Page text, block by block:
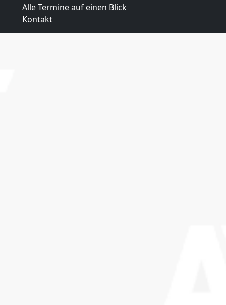
Alle Termine auf einen Blick
Kontakt